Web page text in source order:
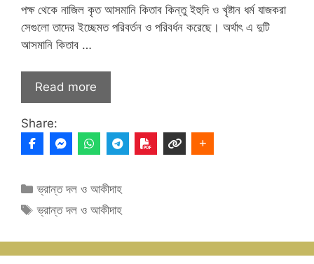
পক্ষ থেকে নাজিল কৃত আসমানি কিতাব কিন্তু ইহুদি ও খৃষ্টান ধর্ম যাজকরা
সেগুলো তাদের ইচ্ছেমত পরিবর্তন ও পরিবর্ধন করেছে। অর্থাৎ এ দুটি
আসমানি কিতাব …
Read more
Share:
Categories
ভ্রান্ত দল ও আকীদাহ
Tags
ভ্রান্ত দল ও আকীদাহ